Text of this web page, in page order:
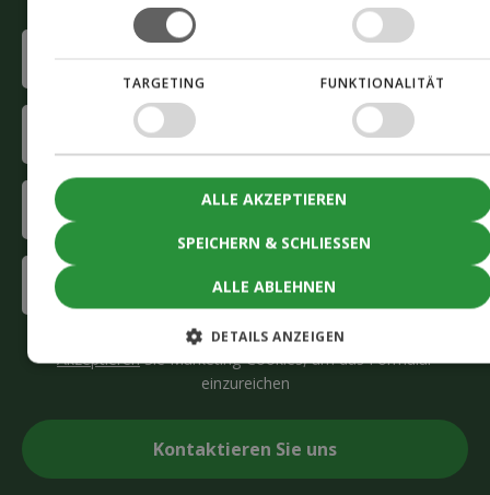
name
(erforderlich)
Company
(erforderlich)
Interested
(erforderlich)
AkzeptierenSie Marketing-Cookies, um das Formular
einzureichen
TARGETING FUNKTIONALITÄT
SPEICHERN & SCHLIESSEN
ALLE AKZEPTIEREN
ALLE ABLEHNEN
DETAILS ANZEIGEN